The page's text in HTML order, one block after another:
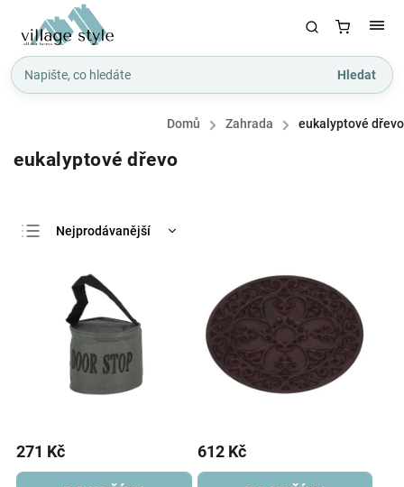
Hledat
Domů / Zahrada / eukalyptové dřevo
eukalyptové dřevo
Nejprodávanější
Nejdražší
Abecedně
271 Kč 612 Kč